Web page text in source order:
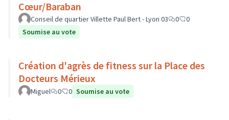
Cœur/Baraban
Conseil de quartier Villette Paul Bert - Lyon 03 0
0
Soumise au vote
Création d'agrès de fitness sur la Place des
Docteurs Mérieux
Miguel 0 0 Soumise au vote